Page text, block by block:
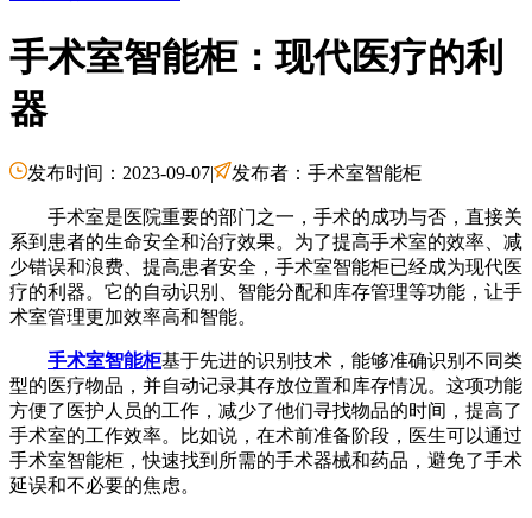
手术室智能柜：现代医疗的利
器
发布时间：2023-09-07| 发布者：手术室智能柜
手术室是医院重要的部门之一，手术的成功与否，直接关
系到患者的生命安全和治疗效果。为了提高手术室的效率、减
少错误和浪费、提高患者安全，手术室智能柜已经成为现代医
疗的利器。它的自动识别、智能分配和库存管理等功能，让手
术室管理更加效率高和智能。
手术室智能柜基于先进的识别技术，能够准确识别不同类
型的医疗物品，并自动记录其存放位置和库存情况。这项功能
方便了医护人员的工作，减少了他们寻找物品的时间，提高了
手术室的工作效率。比如说，在术前准备阶段，医生可以通过
手术室智能柜，快速找到所需的手术器械和药品，避免了手术
延误和不必要的焦虑。